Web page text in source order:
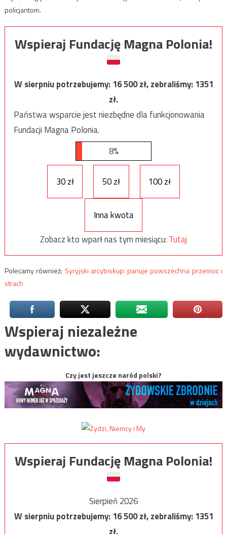
policjantom.
Wspieraj Fundację Magna Polonia!
W sierpniu potrzebujemy:16 500zł, zebraliśmy:1351
zł.
Państwa wsparcie jest niezbędne dla funkcjonowania
Fundacji Magna Polonia.
8%
30 zł 50 zł 100 zł
Inna kwota
Zobacz kto wparł nas tym miesiącu: Tutaj
Polecamy również: Syryjski arcybiskup: panuje powszechna przemoc i
strach
Wspieraj niezależne
wydawnictwo:
Czy jest jeszcze naród polski?
Wspieraj Fundację Magna Polonia!
Sierpień 2026
W sierpniu potrzebujemy:16 500zł, zebraliśmy:1351